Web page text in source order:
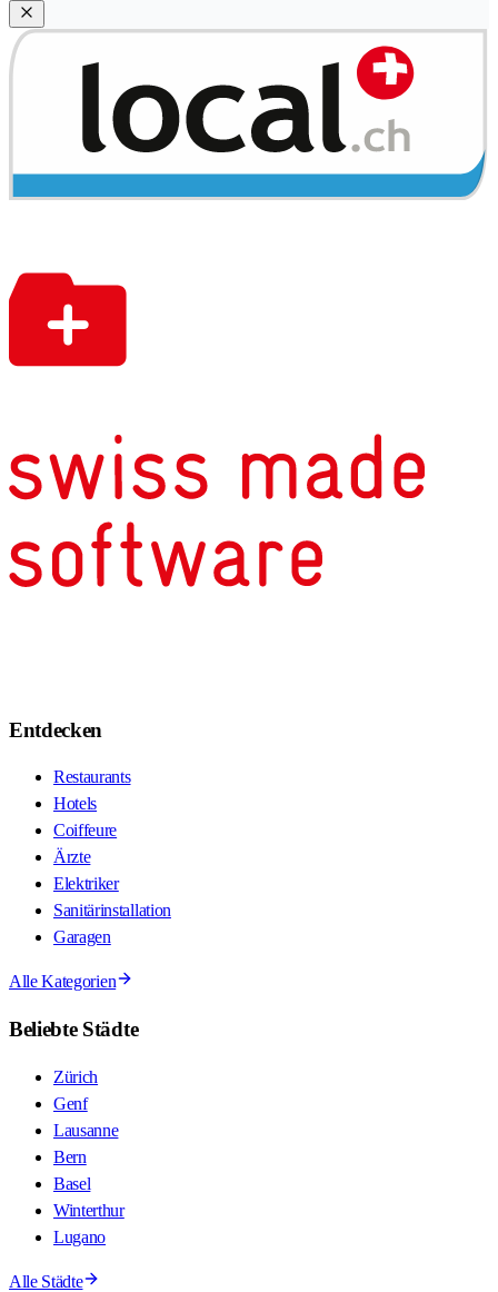
Entdecken
Restaurants
Hotels
Coiffeure
Ärzte
Elektriker
Sanitärinstallation
Garagen
Alle Kategorien
Beliebte Städte
Zürich
Genf
Lausanne
Bern
Basel
Winterthur
Lugano
Alle Städte